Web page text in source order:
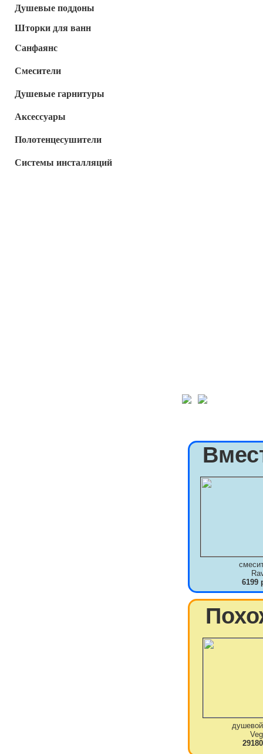
Душевые поддоны
Шторки для ванн
Cанфаянс
Смесители
Душевые гарнитуры
Аксессуары
Полотенцесушители
Системы инсталляций
6199